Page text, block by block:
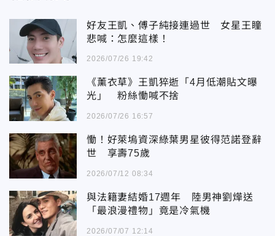
好友王凱、傅子純接連過世 女星王瞳
悲喊：怎麼這樣！
2026/07/26 19:42
《薰衣草》王凱猝逝「4月低潮貼文曝
光」 粉絲慟喊不捨
2026/07/26 16:57
慟！好萊塢資深綠葉男星彼得范諾登辭
世 享壽75歲
2026/07/12 08:34
與法籍妻結婚17週年 陸男神劉燁送
「最浪漫禮物」竟是冷氣機
2026/07/07 12:14